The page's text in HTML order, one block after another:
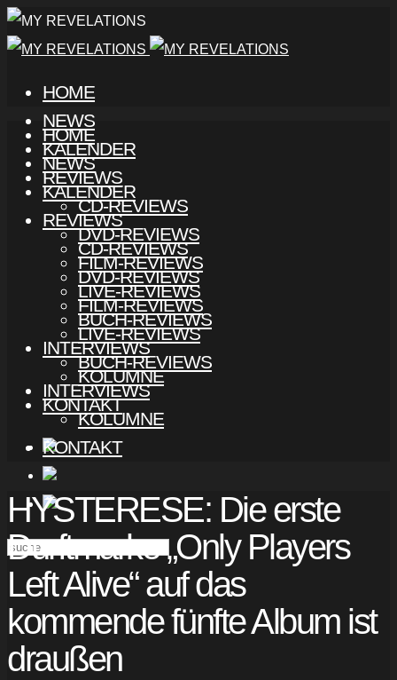
HOME
NEWS
KALENDER
REVIEWS
CD-REVIEWS
DVD-REVIEWS
FILM-REVIEWS
LIVE-REVIEWS
BUCH-REVIEWS
INTERVIEWS
KOLUMNE
KONTAKT
HOME
NEWS
KALENDER
REVIEWS
CD-REVIEWS
DVD-REVIEWS
FILM-REVIEWS
LIVE-REVIEWS
BUCH-REVIEWS
INTERVIEWS
KOLUMNE
KONTAKT
HYSTERESE: Die erste
Durftmarke „Only Players
Left Alive“ auf das
kommende fünfte Album ist
draußen